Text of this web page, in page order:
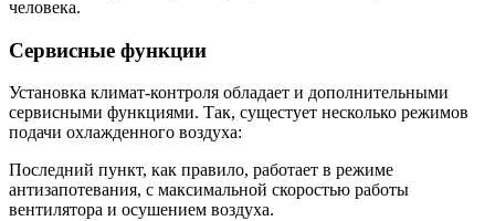
человека.
Сервисные функции
Установка климат-контроля обладает и дополнительными
сервисными функциями. Так, сущестует несколько режимов
подачи охлажденного воздуха:
Последний пункт, как правило, работает в режиме
антизапотевания, с максимальной скоростью работы
вентилятора и осушением воздуха.